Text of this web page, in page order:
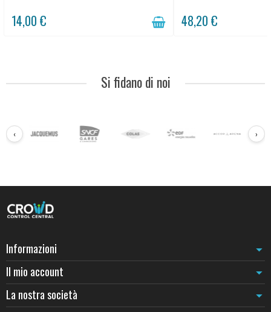
14,00 € 48,20 €
Si fidano di noi
‹ ›
Informazioni
Il mio account
La nostra società